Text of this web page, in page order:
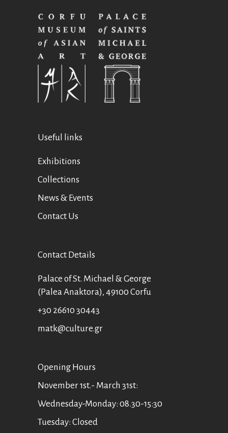
Useful links
Exhibitions
Collections
News & Events
Contact Us
Contact Details
Palace of St. Michael & George
(Palea Anaktora), 49100 Corfu
+30 26610 30443
matk@culture.gr
Οpening Hours
November 1st.- March 31st:
Wednesday-Monday: 08.30-15:30
Tuesday: Closed